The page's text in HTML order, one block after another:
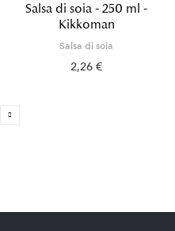
Salsa di soia - 250 ml -
Kikkoman
Salsa di soia
2,26 €